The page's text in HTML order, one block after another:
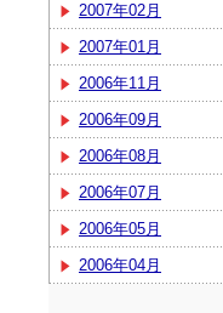
2007年02月
2007年01月
2006年11月
2006年09月
2006年08月
2006年07月
2006年05月
2006年04月